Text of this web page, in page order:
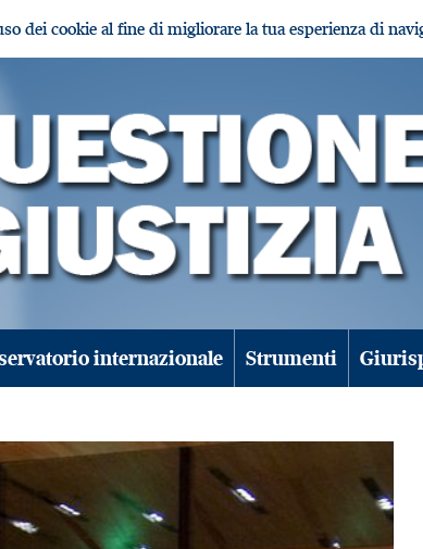
dei cookie al fine di migliorare la tua esperienza di
internazionale Strumenti